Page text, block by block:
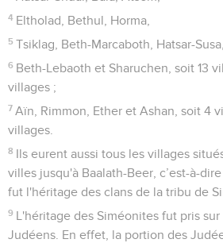
4 Eltholad, Bethul, Horma,
5 Tsiklag, Beth-Marcaboth, Hatsar-Susa,
6 Beth-Lebaoth et Sharuchen, soit 13
villages ;
7 Aïn, Rimmon, Ether et Ashan, soit 4
villages.
8 Ils eurent aussi tous les villages
villes jusqu'à Baalath-Beer, c’est-à-
fut l'héritage des clans de la tribu de
9 L'héritage des Siméonites fut pris
Judéens. En effet, la portion des